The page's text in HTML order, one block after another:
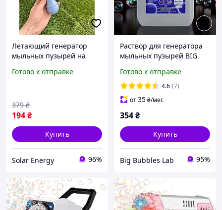
Летающий генератор
мыльных пузырей на
Аппарат для пускания
Готово к отправке
194₴
379 ₴
Купить
Solar Energy 96%
Раствор для генератора
мыльных пузырей BIG
Готово к отправке
4.6 (7)
от35₴/мес
354₴
Купить
Big Bubbles Lab 95%